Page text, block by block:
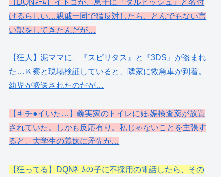
【DQNﾈｰﾑ】イトコが、息子に『ダルビッシュ』と名付
けるらしい…親戚一同で猛反対したら、とんでもない言
い訳をしてきたんだが…
【狂人】泥ママに、『スピリタス』と『3DS』が盗まれ
た…Ｋ察と現場検証していると、隣家に救急車が到着。
幼児が搬送されたのだが…
【キチ●イいた…】義実家のトイレに妊.娠検査薬が放置
されていた。しかも反応有り。私じゃないことを主張す
ると、大学生の義妹に矛先が…
【狂ってる】DQNﾈｰﾑの子に不採用の電話したら、その